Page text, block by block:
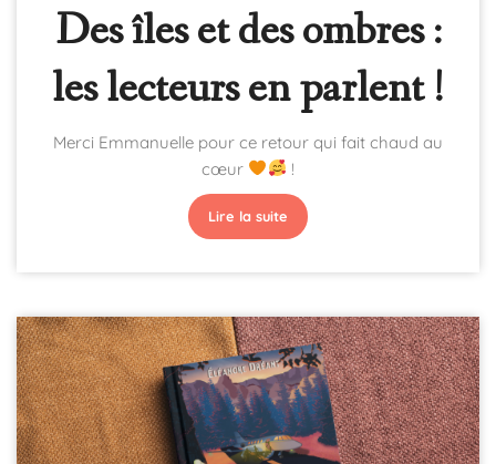
Des îles et des ombres :
les lecteurs en parlent !
Merci Emmanuelle pour ce retour qui fait chaud au
cœur
!
Lire la suite